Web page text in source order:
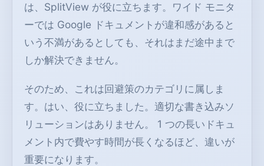
は、SplitView が役に立ちます。ワイド モニタ
ーでは Google ドキュメントが違和感があると
いう不満があるとしても、それはまだ途中まで
しか解決できません。
そのため、これは回避策のカテゴリに属しま
す。はい、役に立ちました。適切な書き込みソ
リューションはありません。 1 つの長いドキュ
メント内で費やす時間が長くなるほど、違いが
重要になります。